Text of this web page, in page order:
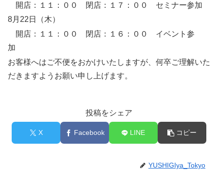
開店：１１：００ 閉店：１７：００ セミナー参加
8月22日（木）
開店：１１：００ 閉店：１６：００ イベント参
加
お客様へはご不便をおかけいたしますが、何卒ご理解いた
だきますようお願い申し上げます。
投稿をシェア
X Facebook LINE コピー
YUSHIGIya_Tokyo